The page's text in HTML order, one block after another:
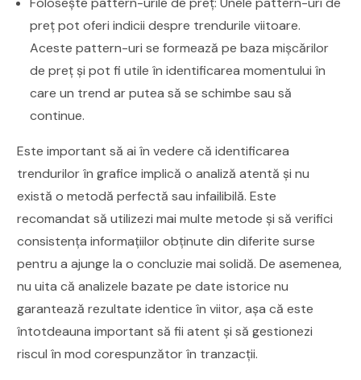
preț pot oferi indicii despre trendurile viitoare.
Aceste pattern-uri se formează pe baza mișcărilor
de preț și pot fi utile în identificarea momentului în
care un trend ar putea să se schimbe sau să
continue.
Este important să ai în vedere că identificarea
trendurilor în grafice implică o analiză atentă și nu
există o metodă perfectă sau infailibilă. Este
recomandat să utilizezi mai multe metode și să verifici
consistența informațiilor obținute din diferite surse
pentru a ajunge la o concluzie mai solidă. De asemenea,
nu uita că analizele bazate pe date istorice nu
garantează rezultate identice în viitor, așa că este
întotdeauna important să fii atent și să gestionezi
riscul în mod corespunzător în tranzacții.